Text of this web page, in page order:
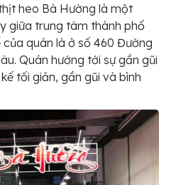
heo Bà Hường là một
giữa trung tâm thành phố
quán là ở số 460 Đường
Quán hướng tới sự gần gũi
tối giản, gần gũi và bình